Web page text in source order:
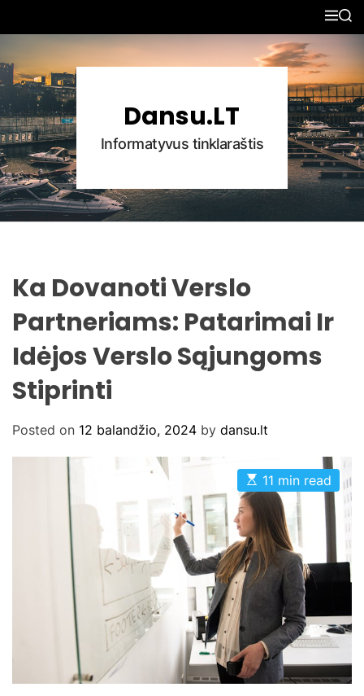
p
t
o
c
o
n
t
e
M
U
S
C
H
Dansu.LT
Informatyvus tinklaraštis
Ka Dovanoti Verslo
Partneriams: Patarimai Ir
Idėjos Verslo Sąjungoms
Stiprinti
Posted on 12 balandžio, 2024 by dansu.lt
E
s
t
i
m
a
t
e
d
t
i
m
e
11 min read